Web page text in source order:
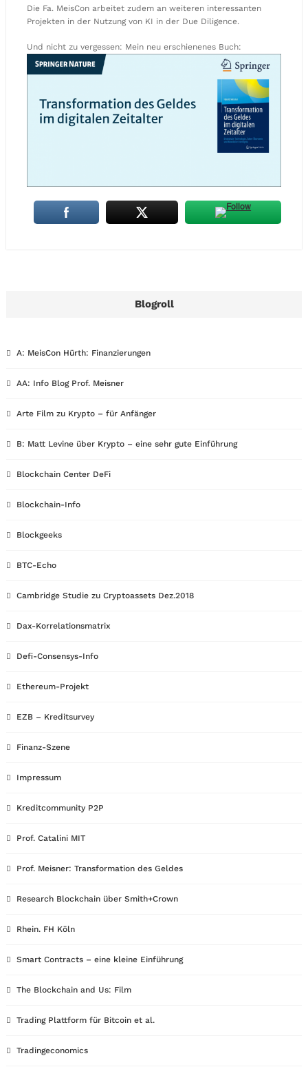
Die Fa. MeisCon arbeitet zudem an weiteren interessanten
Projekten in der Nutzung von KI in der Due Diligence.
Und nicht zu vergessen: Mein neu erschienenes Buch:
Blogroll
A: MeisCon Hürth: Finanzierungen
AA: Info Blog Prof. Meisner
Arte Film zu Krypto – für Anfänger
B: Matt Levine über Krypto – eine sehr gute Einführung
Blockchain Center DeFi
Blockchain-Info
Blockgeeks
BTC-Echo
Cambridge Studie zu Cryptoassets Dez.2018
Dax-Korrelationsmatrix
Defi-Consensys-Info
Ethereum-Projekt
EZB – Kreditsurvey
Finanz-Szene
Impressum
Kreditcommunity P2P
Prof. Catalini MIT
Prof. Meisner: Transformation des Geldes
Research Blockchain über Smith+Crown
Rhein. FH Köln
Smart Contracts – eine kleine Einführung
The Blockchain and Us: Film
Trading Plattform für Bitcoin et al.
Tradingeconomics